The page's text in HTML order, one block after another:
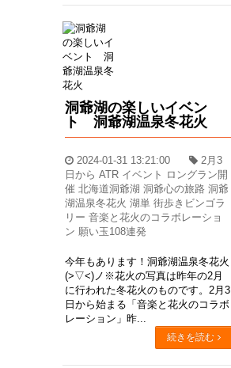
洞爺湖の楽しいイベン
ト 洞爺湖温泉冬花火
2024-01-31 13:21:00
2月3
日から ATR イベント ロングラン開
催 北海道洞爺湖 洞爺心の旅路 洞爺
湖温泉冬花火 湖単 街歩きビンゴラ
リー 音楽と花火のコラボレーショ
ン 願い玉108連発
今年もあります！洞爺湖温泉冬花火
(>▽<)ノ※花火の写真は昨年の2月
に行われた冬花火のものです。2月3
日から始まる「音楽と花火のコラボ
レーション」昨...
続きを読む